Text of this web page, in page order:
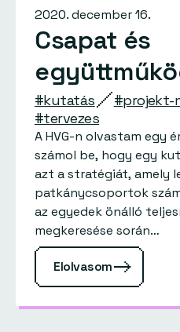
2020. december 16.
Csapat és
#kutatás
#projekt-
#tervezes
A HVG-n olvastam egy
számol be, hogy egy
azt a stratégiát, amely
patkánycsoportok
az egyedek önálló
megkeresése során…
Elolvasom